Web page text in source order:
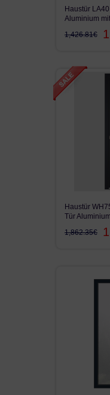
Haustür
Aluminium
1,426.81€
Haustür
Tür
1,862.35€